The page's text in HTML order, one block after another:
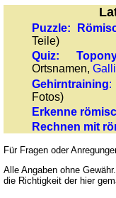
Münzenquiz
Städte-
und
Länderquiz
weitere
Spiele
Gehirntraining
Rechentrainer
Puzzle
Quiz
Suchbild
Tierquiz
Puzzle:
Teile)
Quiz:
Ortsnamen,
Gehirntraining:
Fotos)
Erkenne
Rechnen mit
Für Fragen oder
Alle Angaben ohne
die Richtigkeit der hier